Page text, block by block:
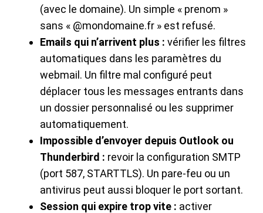
(avec le domaine). Un simple « prenom »
sans « @mondomaine.fr » est refusé.
Emails qui n’arrivent plus : vérifier les filtres
automatiques dans les paramètres du
webmail. Un filtre mal configuré peut
déplacer tous les messages entrants dans
un dossier personnalisé ou les supprimer
automatiquement.
Impossible d’envoyer depuis Outlook ou
Thunderbird : revoir la configuration SMTP
(port 587, STARTTLS). Un pare-feu ou un
antivirus peut aussi bloquer le port sortant.
Session qui expire trop vite : activer